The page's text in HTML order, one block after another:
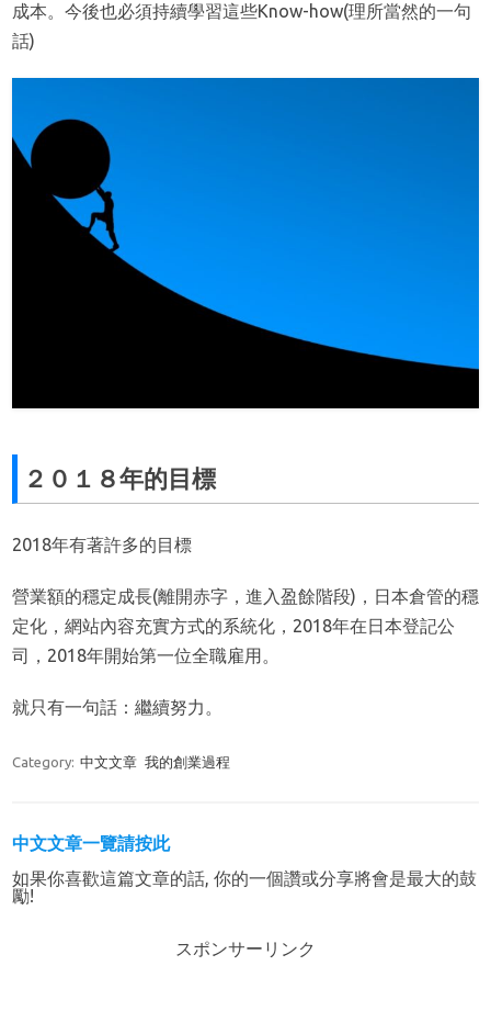
成本。今後也必須持續學習這些Know-how(理所當然的一句
話)
２０１８年的目標
2018年有著許多的目標
營業額的穩定成長(離開赤字，進入盈餘階段)，日本倉管的穩
定化，網站內容充實方式的系統化，2018年在日本登記公
司，2018年開始第一位全職雇用。
就只有一句話：繼續努力。
Category: 中文文章 我的創業過程
中文文章一覽請按此
如果你喜歡這篇文章的話, 你的一個讚或分享將會是最大的鼓
勵!
スポンサーリンク